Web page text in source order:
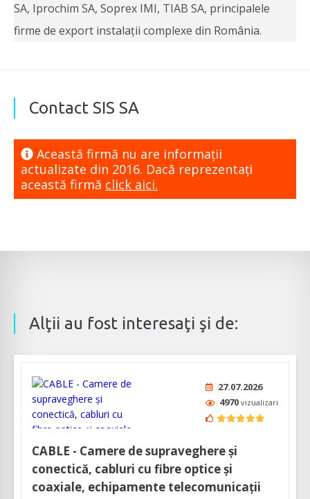
SA, Iprochim SA, Soprex IMI, TIAB SA, principalele
firme de export instalații complexe din România.
Contact SIS SA
Această firmă nu are informaţii
actualizate din 2016. Dacă reprezentaţi
această firmă click aici.
Alţii au fost interesaţi şi de:
27.07.2026
4970 vizualizari
CABLE - Camere de supraveghere și
conectică, cabluri cu fibre optice şi
coaxiale, echipamente telecomunicații